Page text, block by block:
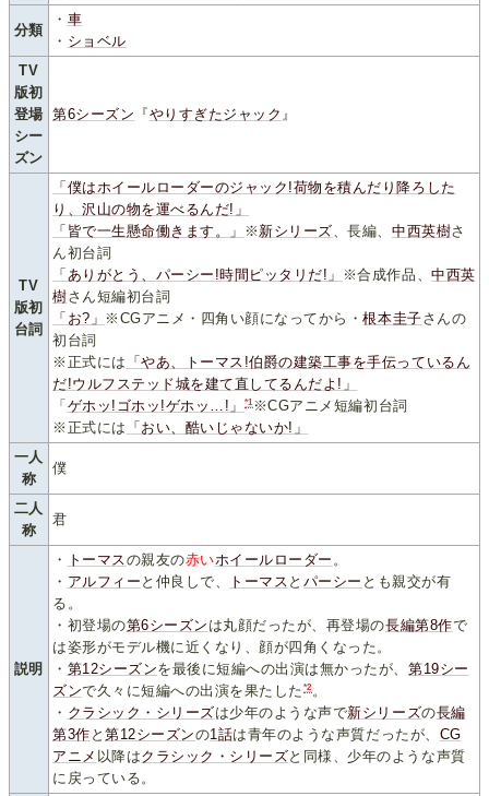
分類
・ 車
・ ショベル
TV
版初
登場
シー
ズン
第6シーズン 『やりすぎたジャック 』
TV
版初
台詞
「僕はホイールローダーのジャック!荷物を積んだり降ろした
り、沢山の物を運べるんだ!」
「皆で一生懸命働きます。」
※ 新シリーズ 、長編、 中西英樹さ
ん初台詞
「ありがとう、パーシー!時間ピッタリだ!」
※合成作品、中西英
樹さん短編初台詞
「お?」 ※CGアニメ・四角い顔になってから・根本圭子さんの
初台詞
※正式には 「やあ、トーマス!伯爵の建築工事を手伝っているん
だ!ウルフステッド城を建て直してるんだよ!」
「 ゲホッ!ゴホッ!ゲホッ…!」 *1※CGアニメ短編初台詞
※正式には 「おい、酷いじゃないか!」
一人
称
僕
二人
称
君
説明
・ トーマス の親友の赤いホイールローダー 。
・ アルフィー と仲良しで、 トーマス と パーシー とも親交が有
る。
・初登場の第6シーズン は丸顔だったが、再登場の長編第8作で
は姿形がモデル機に近くなり、顔が四角くなった。
・ 第12シーズンを最後に短編への出演は無かったが、第19シー
ズンで久々に短編への出演を果たした *2。
・ クラシック・シリーズは少年のような声で新シリーズの長編
第3作 と第12シーズンの1話は青年のような声質だったが、 CG
アニメ 以降はクラシック・シリーズと同様、少年のような声質
に戻っている。